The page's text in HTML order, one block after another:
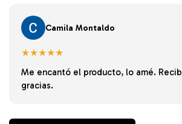
Camila Montaldo
★★★★★
Me encantó el producto, lo amé.
gracias.